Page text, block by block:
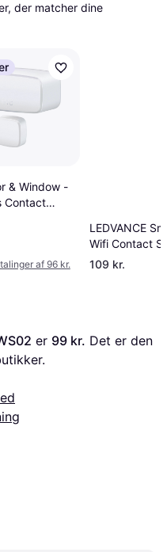
der matcher dine
& Window -
Contact
af 96 kr.
LEDVANCE
Wifi Contact
109 kr.
er 99 kr. Det er den